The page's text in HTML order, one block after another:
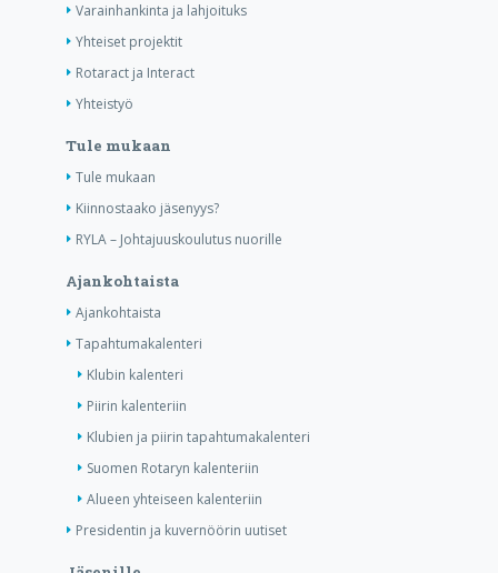
Varainhankinta ja lahjoituks
Yhteiset projektit
Rotaract ja Interact
Yhteistyö
Tule mukaan
Tule mukaan
Kiinnostaako jäsenyys?
RYLA – Johtajuuskoulutus nuorille
Ajankohtaista
Ajankohtaista
Tapahtumakalenteri
Klubin kalenteri
Piirin kalenteriin
Klubien ja piirin tapahtumakalenteri
Suomen Rotaryn kalenteriin
Alueen yhteiseen kalenteriin
Presidentin ja kuvernöörin uutiset